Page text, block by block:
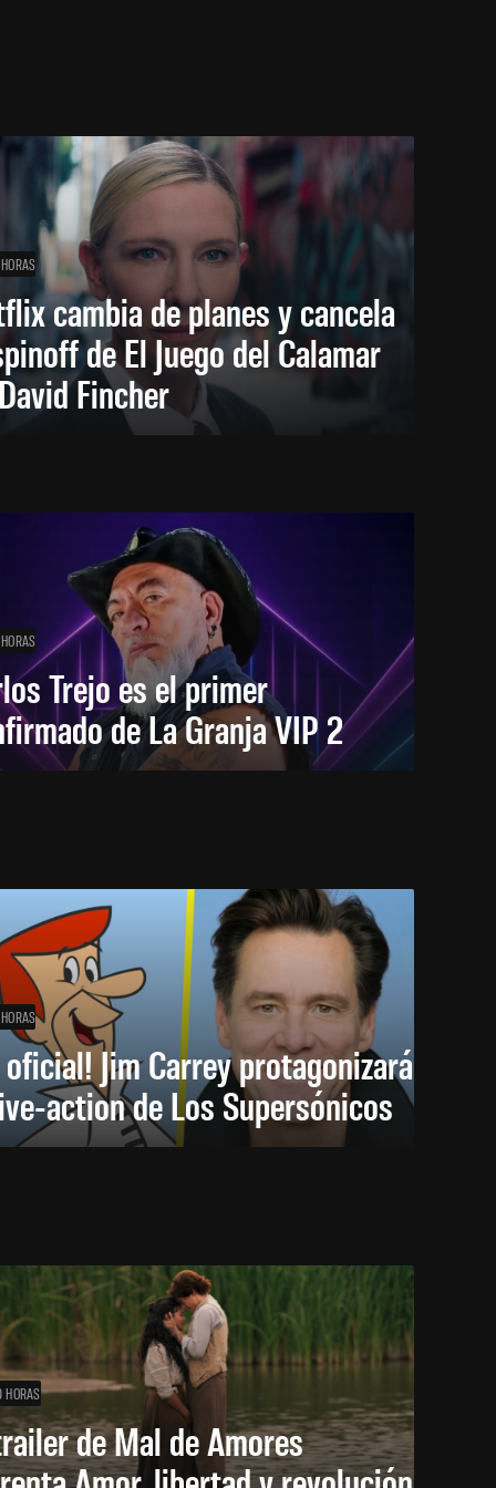
cambia de planes y cancela
de El Juego del Calamar
Fincher
Trejo es el primer
de La Granja VIP 2
oficial! Jim Carrey protagonizará
action de Los Supersónicos
HORAS
de Mal de Amores